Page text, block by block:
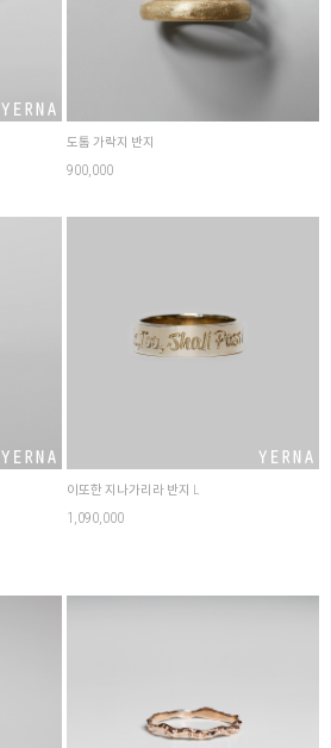
도톰 가락지 반지
900,000
이또한 지나가리라 반지 L
1,090,000